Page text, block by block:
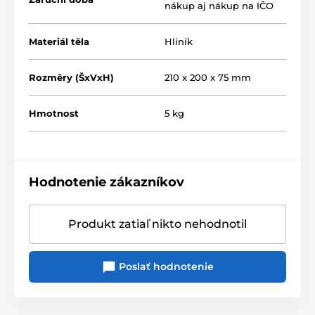
vysokofrekvenčná prúdová pumpa
Prečo používať kvalitný napájací zdroj
Fusion Core?
Lineárne napájacie zdroje s vinutými transformátormi
nákup aj nákup na IČO
Materiál těla Hliník
Rozměry (ŠxVxH) 210 x 200 x 75 mm
Hmotnost 5 kg
Hodnotenie zákazníkov
Produkt zatiaľ nikto nehodnotil
Poslať hodnotenie